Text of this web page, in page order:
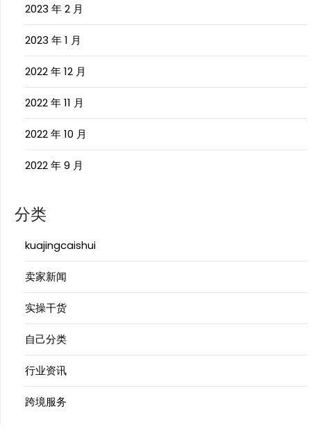
2023 年 2 月
2023 年 1 月
2022 年 12 月
2022 年 11 月
2022 年 10 月
2022 年 9 月
分类
kuajingcaishui
卖家新闻
实操干货
自己分类
行业资讯
跨境服务